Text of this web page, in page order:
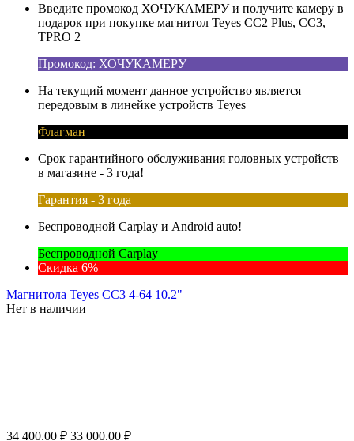
Введите промокод ХОЧУКАМЕРУ и получите камеру в
подарок при покупке магнитол Teyes CC2 Plus, CC3,
TPRO 2
Промокод: ХОЧУКАМЕРУ
На текущий момент данное устройство является
передовым в линейке устройств Teyes
Флагман
Срок гарантийного обслуживания головных устройств
в магазине - 3 года!
Гарантия - 3 года
Беспроводной Carplay и Android auto!
Беспроводной Carplay
Скидка 6%
Магнитола Teyes CC3 4-64 10.2"
Нет в наличии
34 400.00 ₽ 33 000.00 ₽